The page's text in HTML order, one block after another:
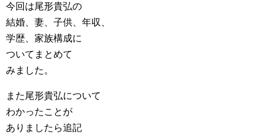
今回は尾形貴弘の
結婚、妻、子供、年収、
学歴、家族構成に
ついてまとめて
みました。
また尾形貴弘について
わかったことが
ありましたら追記